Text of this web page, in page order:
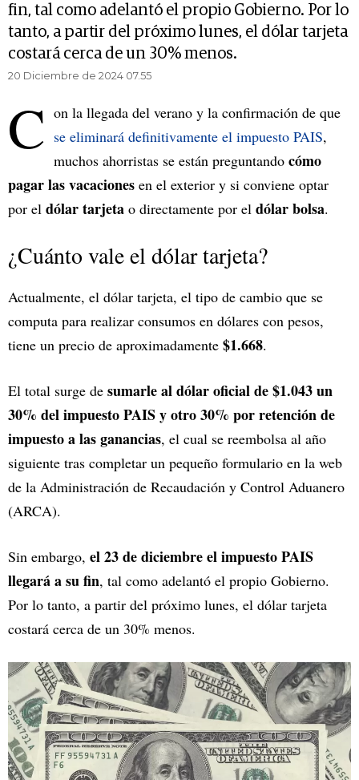
fin, tal como adelantó el propio Gobierno. Por lo
tanto, a partir del próximo lunes, el dólar tarjeta
costará cerca de un 30% menos.
20 Diciembre de 2024 07.55
C on la llegada del verano y la confirmación de que
se eliminará definitivamente el impuesto PAIS,
muchos ahorristas se están preguntando cómo
pagar las vacaciones en el exterior y si conviene optar
por el dólar tarjeta o directamente por el dólar bolsa.
¿Cuánto vale el dólar tarjeta?
Actualmente, el dólar tarjeta, el tipo de cambio que se
computa para realizar consumos en dólares con pesos,
tiene un precio de aproximadamente $1.668.
El total surge de sumarle al dólar oficial de $1.043 un
30% del impuesto PAIS y otro 30% por retención de
impuesto a las ganancias, el cual se reembolsa al año
siguiente tras completar un pequeño formulario en la web
de la Administración de Recaudación y Control Aduanero
(ARCA).
Sin embargo, el 23 de diciembre el impuesto PAIS
llegará a su fin, tal como adelantó el propio Gobierno.
Por lo tanto, a partir del próximo lunes, el dólar tarjeta
costará cerca de un 30% menos.